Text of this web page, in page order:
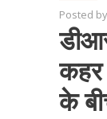
Posted by
कहर
के